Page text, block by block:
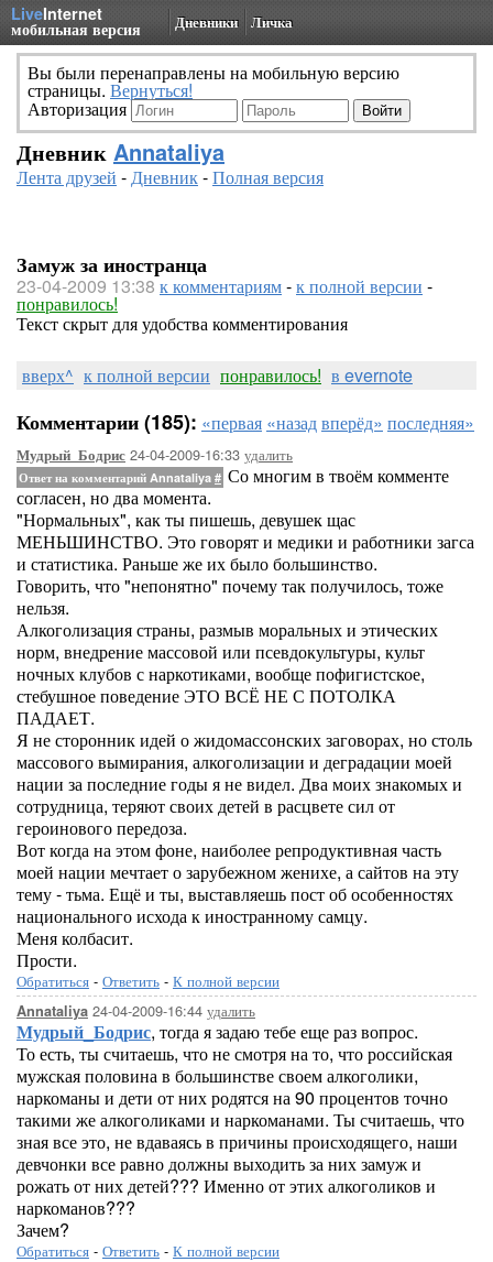
LiveInternet
мобильная версия Дневники Личка
Вы были перенаправлены на мобильную версию
страницы. Вернуться!
Авторизация
Дневник Annataliya
Лента друзей -Дневник-Полная версия
Замуж за иностранца
23-04-2009 13:38 к комментариям-к полной версии -
понравилось!
Текст скрыт для удобства комментирования
вверх^ к полной версии понравилось! в evernote
Комментарии (185): «первая «назадвперёд» последняя»
Мудрый_Бодрис 24-04-2009-16:33 удалить
Ответ на комментарий Annataliya # Со многим в твоём комменте
согласен, но два момента.
"Нормальных", как ты пишешь, девушек щас
МЕНЬШИНСТВО. Это говорят и медики и работники загса
и статистика. Раньше же их было большинство.
Говорить, что "непонятно" почему так получилось, тоже
нельзя.
Алкоголизация страны, размыв моральных и этических
норм, внедрение массовой или псевдокультуры, культ
ночных клубов с наркотиками, вообще пофигистское,
стебушное поведение ЭТО ВСЁ НЕ С ПОТОЛКА
ПАДАЕТ.
Я не сторонник идей о жидомассонских заговорах, но столь
массового вымирания, алкоголизации и деградации моей
нации за последние годы я не видел. Два моих знакомых и
сотрудница, теряют своих детей в расцвете сил от
героинового передоза.
Вот когда на этом фоне, наиболее репродуктивная часть
моей нации мечтает о зарубежном женихе, а сайтов на эту
тему - тьма. Ещё и ты, выставляешь пост об особенностях
национального исхода к иностранному самцу.
Меня колбасит.
Прости.
Обратиться - Ответить - К полной версии
Annataliya 24-04-2009-16:44 удалить
Мудрый_Бодрис, тогда я задаю тебе еще раз вопрос.
То есть, ты считаешь, что не смотря на то, что российская
мужская половина в большинстве своем алкоголики,
наркоманы и дети от них родятся на 90 процентов точно
такими же алкоголиками и наркоманами. Ты считаешь, что
зная все это, не вдаваясь в причины происходящего, наши
девчонки все равно должны выходить за них замуж и
рожать от них детей??? Именно от этих алкоголиков и
наркоманов???
Зачем?
Обратиться - Ответить - К полной версии